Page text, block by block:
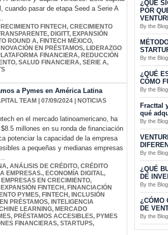
cuando pasar de etapa Seed a Serie A
FINTECH , CRECIMIENTO
, DIGITT, EXPANSIÓN
ROUND A, FINTECH MÉXICO,
EN PRÉSTAMOS, LIDERAZGO
FINANCIERA, REDUCCIÓN
, SALUD FINANCIERA, SERIE A,
a Pymes en América Latina
TEAM | 07/09/2024
NOTICIAS
en el mercado latinoamericano, ha
millones en su ronda de financiación
potenciar la capacidad de la empresa
a pequeñas y medianas empresas
, ANÁLISIS DE CRÉDITO, CRÉDITO
EMPRESAS., ECONOMÍA DIGITAL,
EMPRESAS EN CRECIMIENTO,
EXPANSIÓN FINTECH , FINANCIACIÓN
PYMES, FINTECH , INCLUSIÓN
PRÉSTAMOS, INTELIGENCIA
LEARNING, MERCADO
, PRÉSTAMOS ACCESIBLES, PYMES
FINANCIERAS, STARTUPS,
¿QUÉ
POR
By the
By the
¿QUÉ
CÓMO
By the
Fracttal
qué
By the
By the
¿QUÉ
DE
By the
¿CÓMO
DE
By the